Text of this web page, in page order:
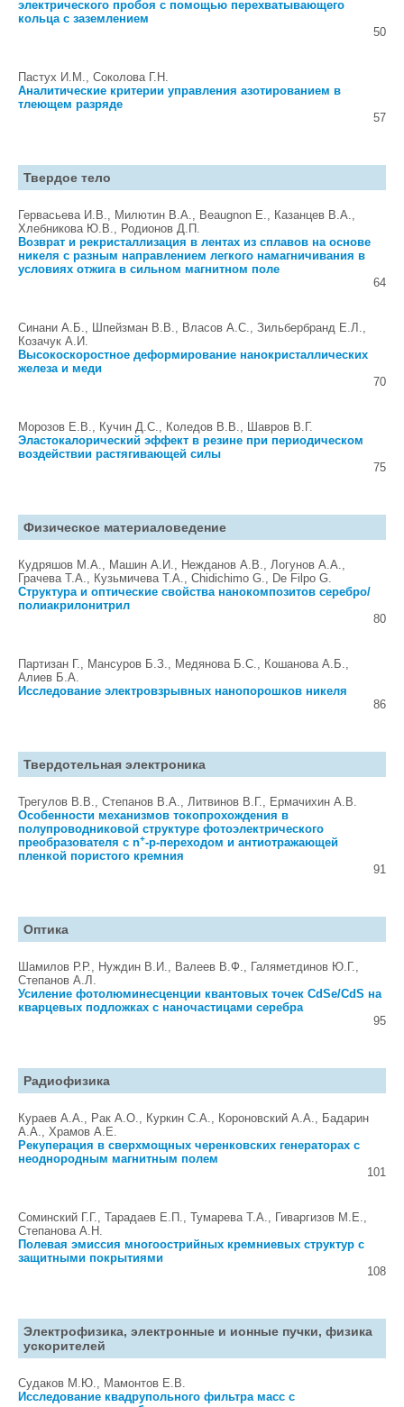
электрического пробоя с помощью перехватывающего
кольца с заземлением
50
Пастух И.М., Соколова Г.Н.
Аналитические критерии управления азотированием в
тлеющем разряде
57
Твердое тело
Гервасьева И.В., Милютин В.А., Beaugnon E., Казанцев В.А.,
Хлебникова Ю.В., Родионов Д.П.
Возврат и рекристаллизация в лентах из сплавов на основе
никеля с разным направлением легкого намагничивания в
условиях отжига в сильном магнитном поле
64
Синани А.Б., Шпейзман В.В., Власов А.С., Зильбербранд Е.Л.,
Козачук А.И.
Высокоскоростное деформирование нанокристаллических
железа и меди
70
Морозов Е.В., Кучин Д.С., Коледов В.В., Шавров В.Г.
Эластокалорический эффект в резине при периодическом
воздействии растягивающей силы
75
Физическое материаловедение
Кудряшов М.А., Машин А.И., Нежданов А.В., Логунов А.А.,
Грачева Т.А., Кузьмичева Т.А., Chidichimo G., De Filpo G.
Структура и оптические свойства нанокомпозитов серебро/
полиакрилонитрил
80
Партизан Г., Мансуров Б.З., Медянова Б.С., Кошанова А.Б.,
Алиев Б.А.
Исследование электровзрывных нанопорошков никеля
86
Твердотельная электроника
Трегулов В.В., Степанов В.А., Литвинов В.Г., Ермачихин А.В.
Особенности механизмов токопрохождения в
полупроводниковой структуре фотоэлектрического
преобразователя с n+-p-переходом и антиотражающей
пленкой пористого кремния
91
Оптика
Шамилов Р.Р., Нуждин В.И., Валеев В.Ф., Галяметдинов Ю.Г.,
Степанов А.Л.
Усиление фотолюминесценции квантовых точек CdSe/CdS на
кварцевых подложках с наночастицами серебра
95
Радиофизика
Кураев A.A., Рак A.O., Куркин C.A., Короновский A.A., Бадарин
A.A., Храмов A.E.
Рекуперация в сверхмощных черенковских генераторах с
неоднородным магнитным полем
101
Соминский Г.Г., Тарадаев Е.П., Тумарева Т.А., Гиваргизов М.Е.,
Степанова А.Н.
Полевая эмиссия многоострийных кремниевых структур с
защитными покрытиями
108
Электрофизика, электронные и ионные пучки, физика
ускорителей
Судаков М.Ю., Мамонтов Е.В.
Исследование квадрупольного фильтра масс с